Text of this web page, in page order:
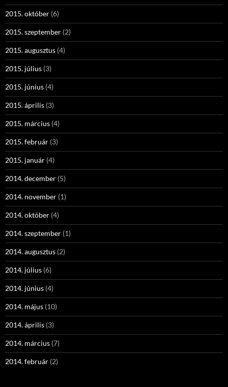
2015. október (6)
2015. szeptember (2)
2015. augusztus (4)
2015. július (3)
2015. június (4)
2015. április (3)
2015. március (4)
2015. február (3)
2015. január (4)
2014. december (5)
2014. november (1)
2014. október (4)
2014. szeptember (1)
2014. augusztus (2)
2014. július (6)
2014. június (4)
2014. május (10)
2014. április (3)
2014. március (7)
2014. február (2)